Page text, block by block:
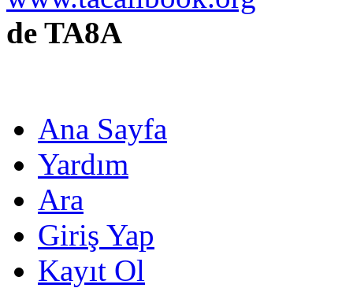
de TA8A
Ana Sayfa
Yardım
Ara
Giriş Yap
Kayıt Ol